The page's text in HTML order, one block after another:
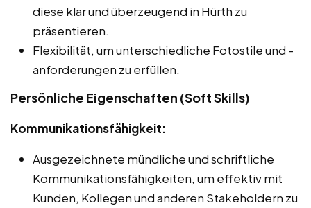
diese klar und überzeugend in Hürth zu
präsentieren.
Flexibilität, um unterschiedliche Fotostile und -
anforderungen zu erfüllen.
Persönliche Eigenschaften (Soft Skills)
Kommunikationsfähigkeit:
Ausgezeichnete mündliche und schriftliche
Kommunikationsfähigkeiten, um effektiv mit
Kunden, Kollegen und anderen Stakeholdern zu